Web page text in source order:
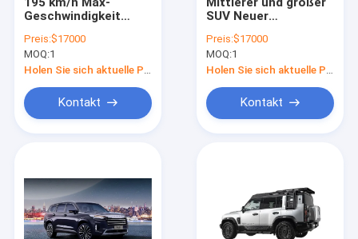
Geschwindigkeit
Sitz EXEED VX SUV
Preis:$17000
MOQ:1
Kontakt
SUV Neuer
Gebrauchtwagen
195km/h Chery Exeed
VX SUV
Preis:$17000
MOQ:1
Kontakt